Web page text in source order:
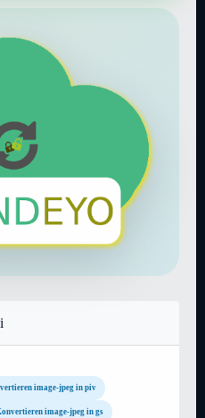
image-jpeg in piv
image-jpeg in gs